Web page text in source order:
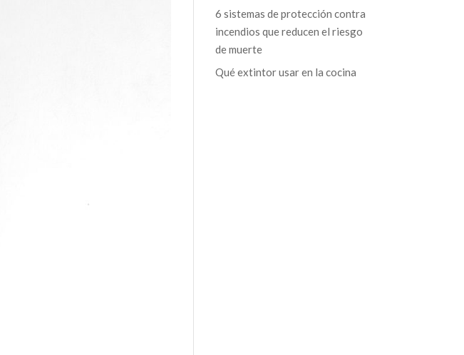
6 sistemas de protección contra
incendios que reducen el riesgo
de muerte
Qué extintor usar en la cocina